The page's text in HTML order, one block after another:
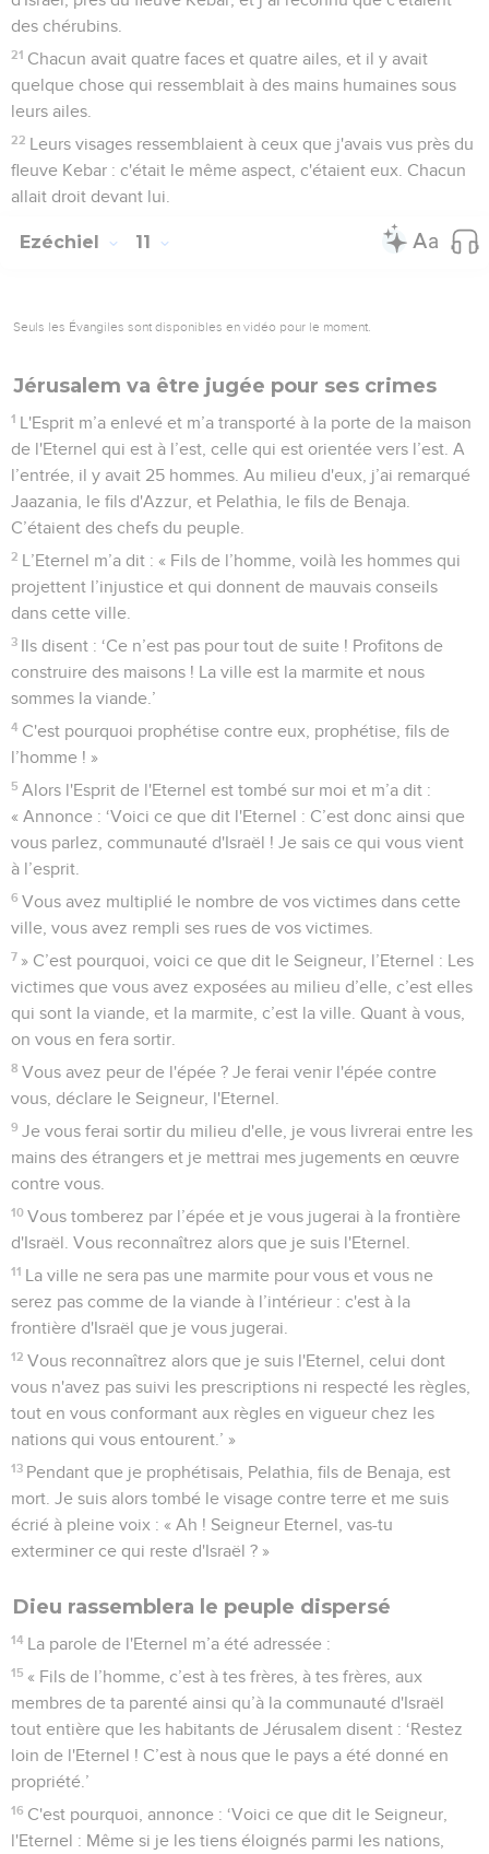
des chérubins.
21 Chacun avait quatre faces et quatre ailes, et il y avait
quelque chose qui ressemblait à des mains humaines sous
leurs ailes.
22 Leurs visages ressemblaient à ceux que j'avais vus près du
fleuve Kebar : c'était le même aspect, c'étaient eux. Chacun
allait droit devant lui.
Ezéchiel 11
Seuls les Évangiles sont disponibles en vidéo pour le moment.
Jérusalem va être jugée pour ses crimes
1 L'Esprit m’a enlevé et m’a transporté à la porte de la maison
de l'Eternel qui est à l’est, celle qui est orientée vers l’est. A
l’entrée, il y avait 25 hommes. Au milieu d'eux, j’ai remarqué
Jaazania, le fils d'Azzur, et Pelathia, le fils de Benaja.
C’étaient des chefs du peuple.
2 L’Eternel m’a dit : « Fils de l’homme, voilà les hommes qui
projettent l’injustice et qui donnent de mauvais conseils
dans cette ville.
3 Ils disent : ‘Ce n’est pas pour tout de suite ! Profitons de
construire des maisons ! La ville est la marmite et nous
sommes la viande.’
4 C'est pourquoi prophétise contre eux, prophétise, fils de
l’homme ! »
5 Alors l'Esprit de l'Eternel est tombé sur moi et m’a dit :
« Annonce : ‘Voici ce que dit l'Eternel : C’est donc ainsi que
vous parlez, communauté d'Israël ! Je sais ce qui vous vient
à l’esprit.
6 Vous avez multiplié le nombre de vos victimes dans cette
ville, vous avez rempli ses rues de vos victimes.
7 » C’est pourquoi, voici ce que dit le Seigneur, l’Eternel : Les
victimes que vous avez exposées au milieu d’elle, c’est elles
qui sont la viande, et la marmite, c’est la ville. Quant à vous,
on vous en fera sortir.
8 Vous avez peur de l'épée ? Je ferai venir l'épée contre
vous, déclare le Seigneur, l'Eternel.
9 Je vous ferai sortir du milieu d'elle, je vous livrerai entre les
mains des étrangers et je mettrai mes jugements en œuvre
contre vous.
10 Vous tomberez par l’épée et je vous jugerai à la frontière
d'Israël. Vous reconnaîtrez alors que je suis l'Eternel.
11 La ville ne sera pas une marmite pour vous et vous ne
serez pas comme de la viande à l’intérieur : c'est à la
frontière d'Israël que je vous jugerai.
12 Vous reconnaîtrez alors que je suis l'Eternel, celui dont
vous n'avez pas suivi les prescriptions ni respecté les règles,
tout en vous conformant aux règles en vigueur chez les
nations qui vous entourent.’ »
13 Pendant que je prophétisais, Pelathia, fils de Benaja, est
mort. Je suis alors tombé le visage contre terre et me suis
écrié à pleine voix : « Ah ! Seigneur Eternel, vas-tu
exterminer ce qui reste d'Israël ? »
Dieu rassemblera le peuple dispersé
14 La parole de l'Eternel m’a été adressée :
15 « Fils de l’homme, c’est à tes frères, à tes frères, aux
membres de ta parenté ainsi qu’à la communauté d'Israël
tout entière que les habitants de Jérusalem disent : ‘Restez
loin de l'Eternel ! C’est à nous que le pays a été donné en
propriété.’
16 C'est pourquoi, annonce : ‘Voici ce que dit le Seigneur,
l'Eternel : Même si je les tiens éloignés parmi les nations,